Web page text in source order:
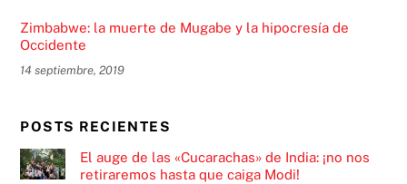
Zimbabwe: la muerte de Mugabe y la hipocresía de
Occidente
14 septiembre, 2019
POSTS RECIENTES
El auge de las «Cucarachas» de India: ¡no nos
retiraremos hasta que caiga Modi!